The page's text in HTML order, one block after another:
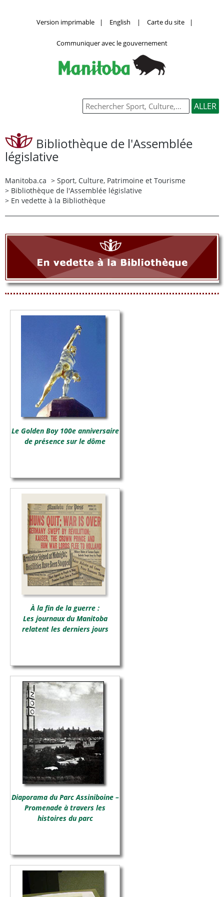
Version imprimable | English | Carte du site |
Communiquer avec le gouvernement
Bibliothèque de l'Assemblée
législative
Manitoba.ca > Sport, Culture, Patrimoine et Tourisme
> Bibliothèque de l'Assemblée législative
> En vedette à la Bibliothèque
Le Golden Boy 100e anniversaire
de présence sur le dôme
À la fin de la guerre :
Les journaux du Manitoba
relatent les derniers jours
Diaporama du Parc Assiniboine –
Promenade à travers les
histoires du parc